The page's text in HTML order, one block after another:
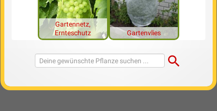
Gartennetz,
Ernteschutz
Gartenvlies